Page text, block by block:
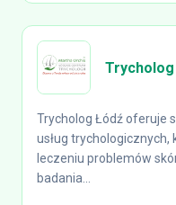
Trycholog
Trycholog Łódź oferuje
usług
leczeniu problemów
badania...